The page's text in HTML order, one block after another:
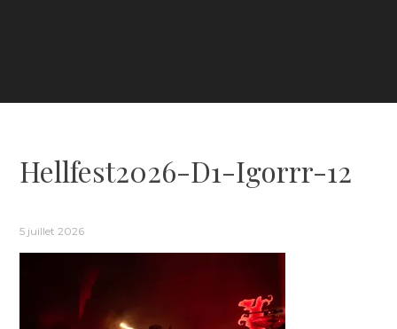
Hellfest2026-D1-Igorrr-12
5 juillet 2026